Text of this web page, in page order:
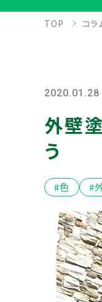
TOP コラ
2020.01.28
外壁
う
#色 #